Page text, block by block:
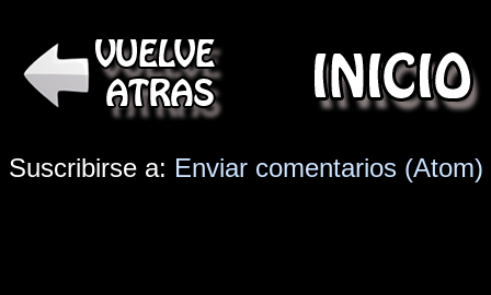
Suscribirse a: Enviar comentarios (Atom)